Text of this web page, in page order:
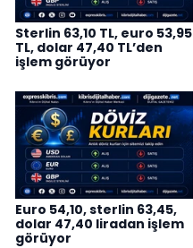
Sterlin 63,10 TL, euro 53,95
TL, dolar 47,40 TL’den
işlem görüyor
Euro 54,10, sterlin 63,45,
dolar 47,40 liradan işlem
görüyor